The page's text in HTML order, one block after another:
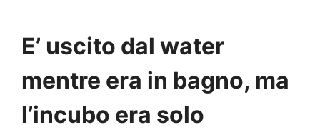
E’ uscito dal water
mentre era in bagno, ma
l’incubo era solo